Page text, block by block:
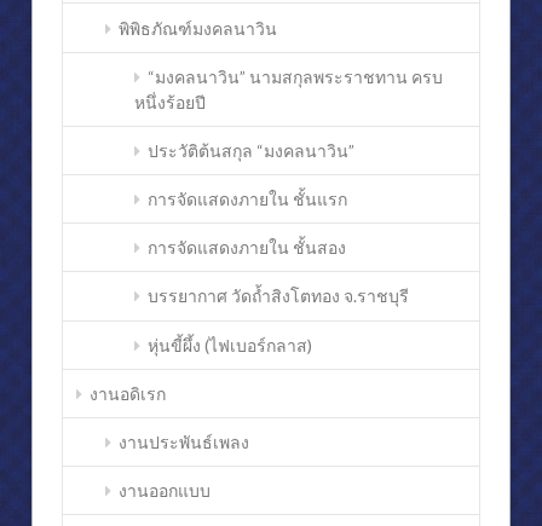
พิพิธภัณฑ์มงคลนาวิน
“มงคลนาวิน” นามสกุลพระราชทาน ครบ
หนึ่งร้อยปี
ประวัติต้นสกุล “มงคลนาวิน”
การจัดแสดงภายใน ชั้นแรก
การจัดแสดงภายใน ชั้นสอง
บรรยากาศ วัดถ้ำสิงโตทอง จ.ราชบุรี
หุ่นขี้ผึ้ง (ไฟเบอร์กลาส)
งานอดิเรก
งานประพันธ์เพลง
งานออกแบบ